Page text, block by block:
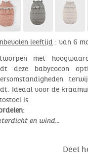
leeftijd : van 6
met
deze babycocon
Ideaal voor de
is.
:
en wind…
Deel